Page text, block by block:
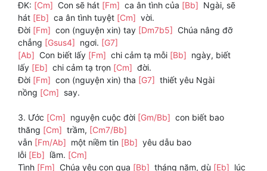
ĐK: [Cm] Con sẽ hát [Fm] ca ân tình của [Bb] Ngài, sẽ
hát [Eb] ca ân tình tuyệt [Cm] vời.
Đời [Fm] con (nguyện xin) tay [Dm7b5] Chúa nâng đỡ
chẳng [Gsus4] ngơi. [G7]
[Ab] Con biết lấy [Fm] chi cảm tạ mỗi [Bb] ngày, biết
lấy [Eb] chi cảm tạ trọn [Cm] đời.
Đời [Fm] con (nguyện xin) tha [G7] thiết yêu Ngài
nồng [Cm] say.
3. Ước [Cm] nguyện cuộc đời [Gm/Bb] con biết bao
thăng [Cm] trầm, [Cm7/Bb]
vẫn [Fm/Ab] một niềm tin [Bb] yêu dẫu bao
lỗi [Eb] lầm. [Cm]
Tình [Fm] Chúa yêu con qua [Bb] tháng năm, dù [Eb] lúc